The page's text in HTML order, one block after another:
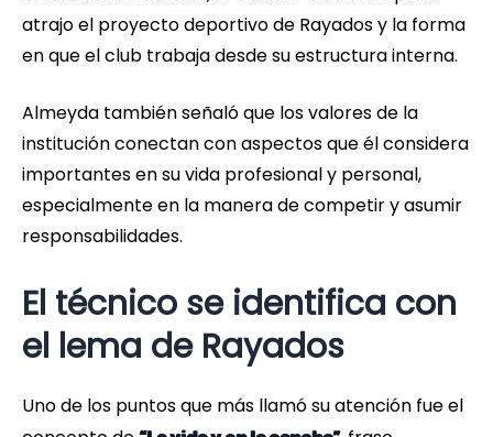
atrajo el proyecto deportivo de Rayados y la forma
en que el club trabaja desde su estructura interna.
Almeyda también señaló que los valores de la
institución conectan con aspectos que él considera
importantes en su vida profesional y personal,
especialmente en la manera de competir y asumir
responsabilidades.
El técnico se identifica con
el lema de Rayados
Uno de los puntos que más llamó su atención fue el